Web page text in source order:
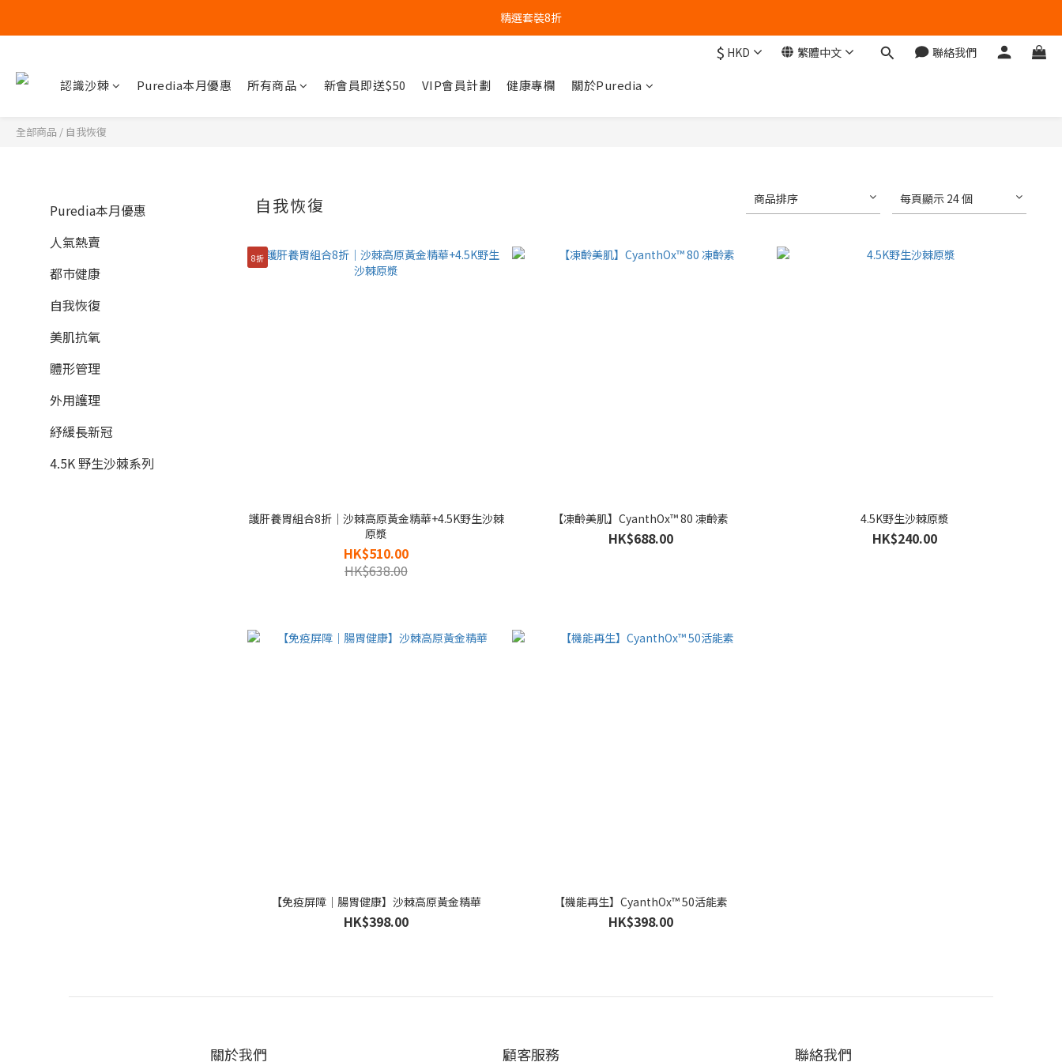
精選套裝8折
$ HKD 繁體中文 聯絡我們
認識沙棘 Puredia本月優惠 所有商品 新會員即送$50 VIP會員計劃 健康專欄 關於Puredia
全部商品 / 自我恢復
Puredia本月優惠
人氣熱賣
都巿健康
自我恢復
美肌抗氧
體形管理
外用護理
紓緩長新冠
4.5K 野生沙棘系列
自我恢復 商品排序 每頁顯示 24 個
8折
護肝養胃組合8折｜沙棘高原黃金精華+4.5K野生沙棘
原漿
HK$510.00
HK$638.00
【凍齡美肌】CyanthOx™ 80 凍齡素
HK$688.00
4.5K野生沙棘原漿
HK$240.00
【免疫屏障｜腸胃健康】沙棘高原黃金精華
HK$398.00
【機能再生】CyanthOx™ 50活能素
HK$398.00
關於我們 顧客服務 聯絡我們